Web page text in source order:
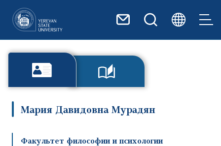
Мария Давидовна Мурадян
Факультет философии и психологии